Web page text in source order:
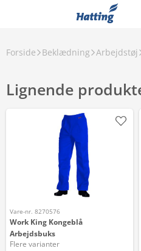
Forside Beklædning Arbejdstøj
Lignende
Vare-nr. 8270576
Work King Kongeblå
Arbejdsbuks
Flere varianter